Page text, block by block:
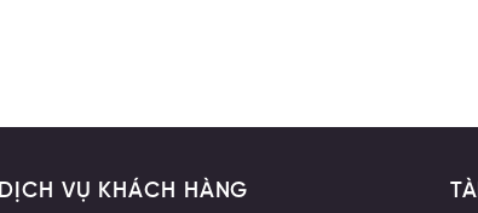
DỊCH VỤ KHÁCH HÀNG